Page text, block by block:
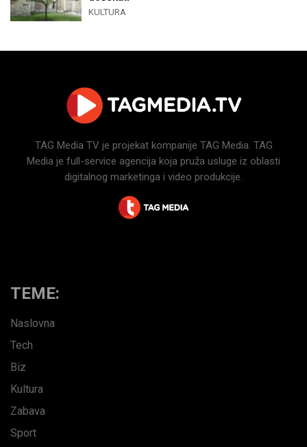
KULTURA
TAG Media TV je projekat kompanije TAG Media. TAG
Media je full-service agencija koja pruža usluge iz oblasti
digitalnog marketinga i video produkcije.
TEME:
Naslovna
Tech
Biz
Kultura
Zabava
Sport